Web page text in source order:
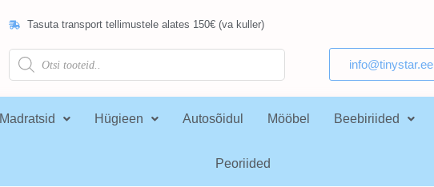
Tasuta transport tellimustele alates 150€ (va kuller)
info@tinystar.ee
Madratsid Hügieen Autosõidul Mööbel Beebiriided
Peoriided